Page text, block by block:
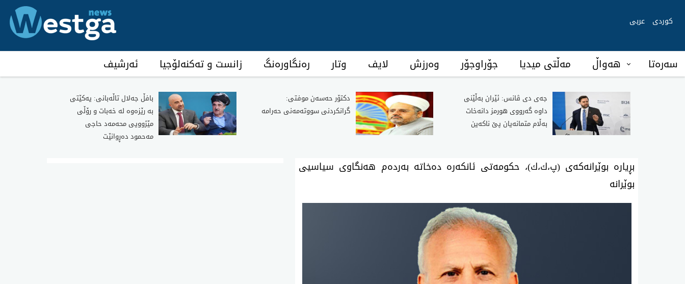
کوردی عربی
سەرەتا هەواڵ مەڵتی میدیا جۆراوجۆر وەرزش لایف وتار رەنگاورەنگ زانست و تەکنەلۆجیا ئەرشیف
جەی دی ڤانس: ئێران بەڵێنی
داوە گەرووی هورمز دانەخات
بەڵام متمانەیان پێ ناکەین
دکتۆر حەسەن موفتی:
گرانکردنی سووتەمەنی حەرامە
بافڵ جەلال تاڵەبانی: یەکێتی
بە رێزەوە لە خەبات و رۆڵی
مێژوویی محەمەد حاجی
مەحمود دەڕوانێت
بڕیارە بوێرانەکەی (پ،ك،ك)، حکومەتی ئانکەرە دەخاتە بەردەم هەنگاوی سیاسیی
بوێرانە